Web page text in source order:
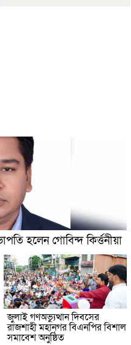
হলেন গোবিন্দ কির্ত্তনীয়া
জুলাই গণঅভ্যুত্থান দিবসের
রাজশাহী মহানগর বিএনপির বিশাল
সমাবেশ অনুষ্ঠিত